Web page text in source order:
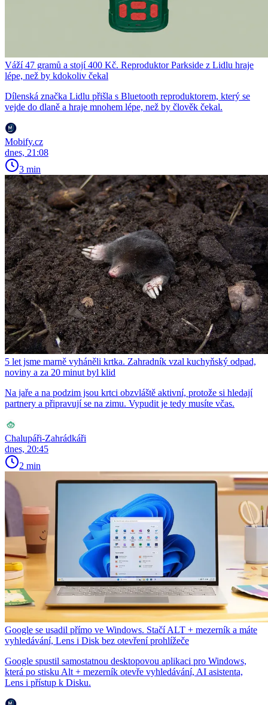
Váží 47 gramů a stojí 400 Kč. Reproduktor Parkside z Lidlu hraje
lépe, než by kdokoliv čekal
Dílenská značka Lidlu přišla s Bluetooth reproduktorem, který se
vejde do dlaně a hraje mnohem lépe, než by člověk čekal.
Mobify.cz
dnes, 21:08
3 min
5 let jsme marně vyháněli krtka. Zahradník vzal kuchyňský odpad,
noviny a za 20 minut byl klid
Na jaře a na podzim jsou krtci obzvláště aktivní, protože si hledají
partnery a připravují se na zimu. Vypudit je tedy musíte včas.
Chalupáři-Zahrádkáři
dnes, 20:45
2 min
Google se usadil přímo ve Windows. Stačí ALT + mezerník a máte
vyhledávání, Lens i Disk bez otevření prohlížeče
Google spustil samostatnou desktopovou aplikaci pro Windows,
která po stisku Alt + mezerník otevře vyhledávání, AI asistenta,
Lens i přístup k Disku.